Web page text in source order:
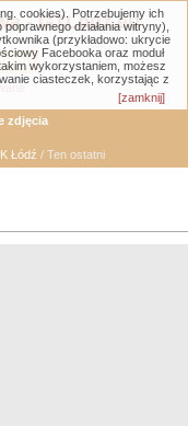
- GTLodz.eu
zdjęcia
Łódź / Ten ostatni
cookies). Potrzebujemy ich
działania witryny),
(przykładowo: ukrycie
Facebooka oraz moduł
wykorzystaniem, możesz
ciasteczek, korzystając z
[zamknij]